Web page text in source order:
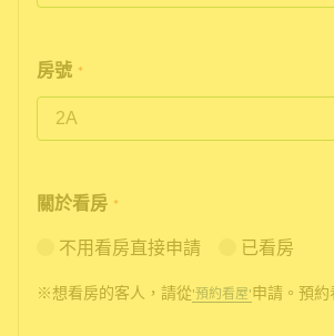
房號 *
關於看房 *
不用看房直接申請 已看房
※想看房的客人，請從'預約看屋'申請。預